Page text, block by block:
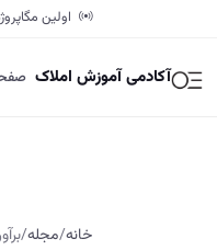
اولین
آکادمی آموزش املاک
خانه/مجله/